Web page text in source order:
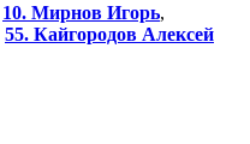
10. Мирнов Игорь,
55. Кайгородов Алексей